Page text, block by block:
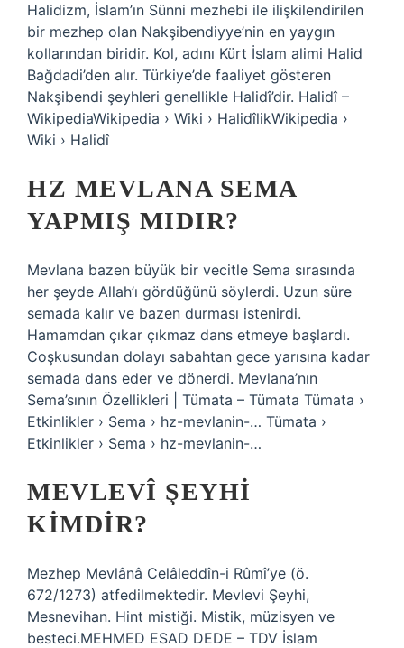
Halidizm, İslam’ın Sünni mezhebi ile ilişkilendirilen
bir mezhep olan Nakşibendiyye’nin en yaygın
kollarından biridir. Kol, adını Kürt İslam alimi Halid
Bağdadi’den alır. Türkiye’de faaliyet gösteren
Nakşibendi şeyhleri ​​genellikle Halidî’dir. Halidî –
WikipediaWikipedia › Wiki › HalidîlikWikipedia ›
Wiki › Halidî
HZ MEVLANA SEMA
YAPMIŞ MIDIR?
Mevlana bazen büyük bir vecitle Sema sırasında
her şeyde Allah’ı gördüğünü söylerdi. Uzun süre
semada kalır ve bazen durması istenirdi.
Hamamdan çıkar çıkmaz dans etmeye başlardı.
Coşkusundan dolayı sabahtan gece yarısına kadar
semada dans eder ve dönerdi. Mevlana’nın
Sema’sının Özellikleri | Tümata – Tümata Tümata ›
Etkinlikler › Sema › hz-mevlanin-… Tümata ›
Etkinlikler › Sema › hz-mevlanin-…
MEVLEVÎ ŞEYHI
KIMDIR?
Mezhep Mevlânâ Celâleddîn-i Rûmî’ye (ö.
672/1273) atfedilmektedir. Mevlevi Şeyhi,
Mesnevihan. Hint mistiği. Mistik, müzisyen ve
besteci.MEHMED ESAD DEDE – TDV İslam